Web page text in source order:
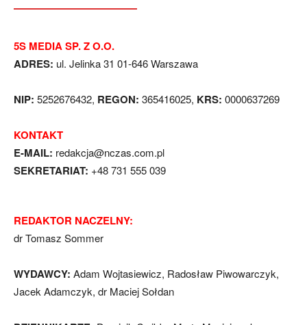
5S MEDIA SP. Z O.O.
ADRES: ul. Jelinka 31 01-646 Warszawa
NIP: 5252676432, REGON: 365416025, KRS: 0000637269
KONTAKT
E-MAIL: redakcja@nczas.com.pl
SEKRETARIAT: +48 731 555 039
REDAKTOR NACZELNY:
dr Tomasz Sommer
WYDAWCY: Adam Wojtasiewicz, Radosław Piwowarczyk,
Jacek Adamczyk, dr Maciej Sołdan